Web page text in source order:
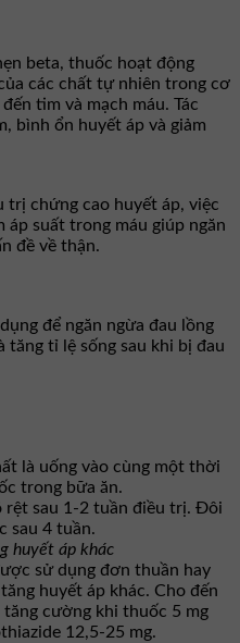
beta, thuốc hoạt động
các chất tự nhiên trong cơ
tim và mạch máu. Tác
bình ổn huyết áp và giảm
trị chứng cao huyết áp, việc
suất trong máu giúp ngăn
đề về thận.
để ngăn ngừa đau lồng
tăng tỉ lệ sống sau khi bị đau
là uống vào cùng một thời
trong bữa ăn.
rệt sau 1-2 tuần điều trị. Đôi
sau 4 tuần.
huyết áp khác
sử dụng đơn thuần hay
huyết áp khác. Cho đến
cường khi thuốc 5 mg
12,5-25 mg.